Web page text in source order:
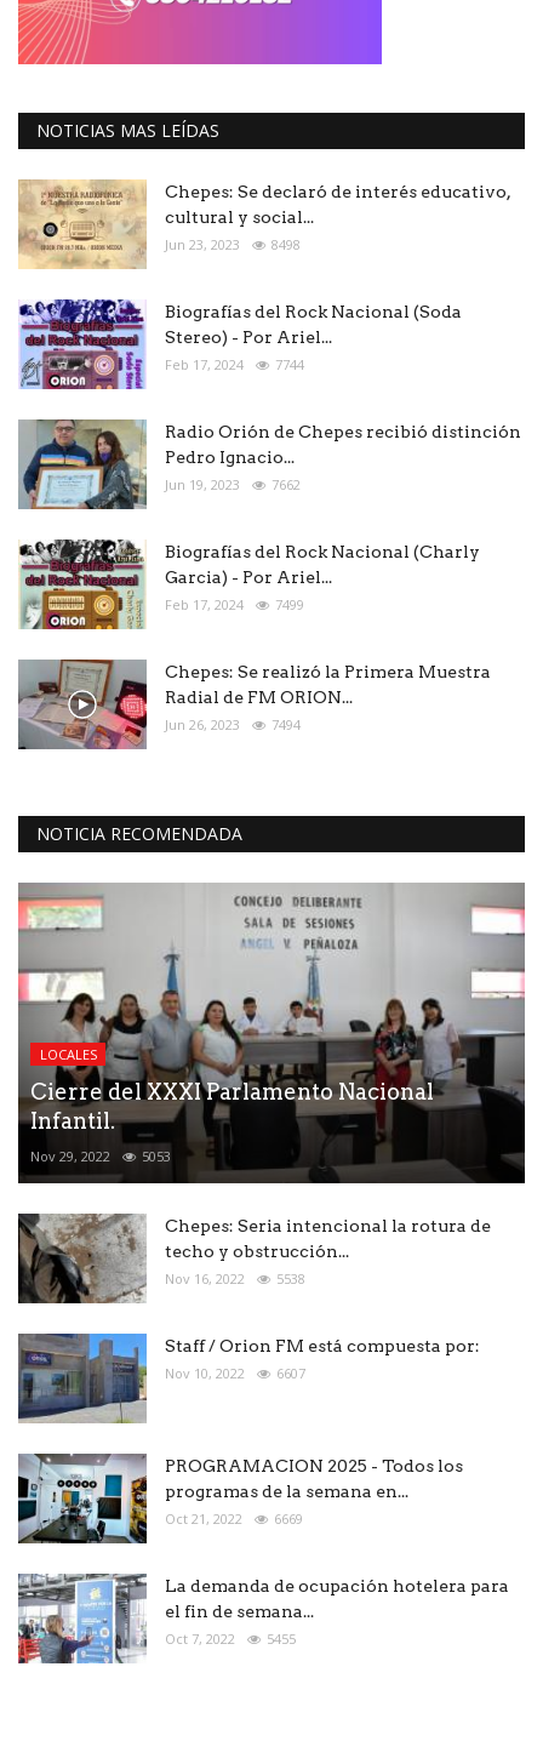
NOTICIAS MAS LEÍDAS
Chepes: Se declaró de interés educativo,
cultural y social...
Jun 23, 2023 8498
Biografías del Rock Nacional (Soda
Stereo) - Por Ariel...
Feb 17, 2024 7744
Radio Orión de Chepes recibió distinción
Pedro Ignacio...
Jun 19, 2023 7662
Biografías del Rock Nacional (Charly
Garcia) - Por Ariel...
Feb 17, 2024 7499
Chepes: Se realizó la Primera Muestra
Radial de FM ORION...
Jun 26, 2023 7494
NOTICIA RECOMENDADA
LOCALES
Cierre del XXXI Parlamento Nacional
Infantil.
Nov 29, 2022 5053
Chepes: Seria intencional la rotura de
techo y obstrucción...
Nov 16, 2022 5538
Staff / Orion FM está compuesta por:
Nov 10, 2022 6607
PROGRAMACION 2025 - Todos los
programas de la semana en...
Oct 21, 2022 6669
La demanda de ocupación hotelera para
el fin de semana...
Oct 7, 2022 5455